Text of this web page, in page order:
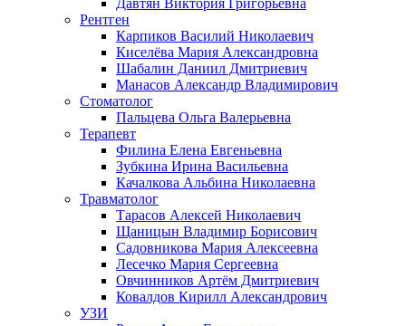
Давтян Виктория Григорьевна
Рентген
Карпиков Василий Николаевич
Киселёва Мария Александровна
Шабалин Даниил Дмитриевич
Манасов Александр Владимирович
Стоматолог
Пальцева Ольга Валерьевна
Терапевт
Филина Елена Евгеньевна
Зубкина Ирина Васильевна
Качалкова Альбина Николаевна
Травматолог
Тарасов Алексей Николаевич
Щаницын Владимир Борисович
Садовникова Мария Алексеевна
Лесечко Мария Сергеевна
Овчинников Артём Дмитриевич
Ковалдов Кирилл Александрович
УЗИ